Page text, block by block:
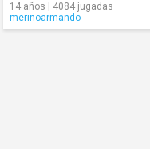
14 años | 4084 jugadas
merinoarmando